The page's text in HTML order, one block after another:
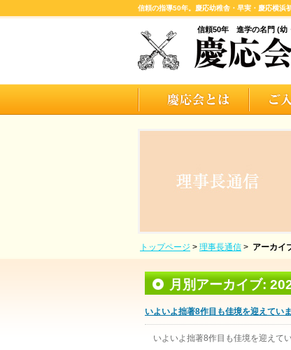
信頼の指導50年。慶応幼稚舎・早実・慶応横浜
信頼50年 進学の名門 (幼
トップページ > 理事長通信 > アーカイ
月別アーカイブ:
いよいよ拙著8作目も佳境を迎えていま
いよいよ拙著8作目も佳境を迎えて